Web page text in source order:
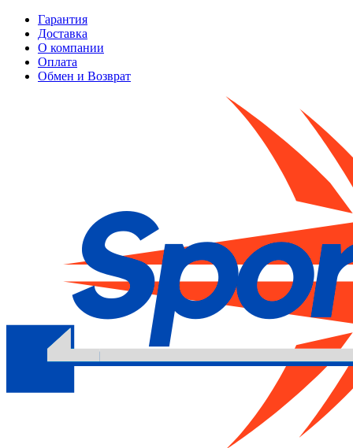
Гарантия
Доставка
О компании
Оплата
Обмен и Возврат